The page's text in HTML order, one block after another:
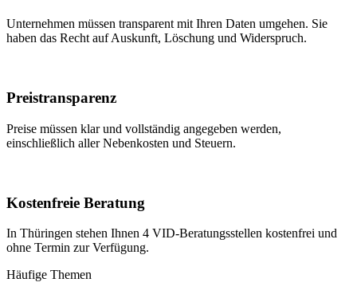
Unternehmen müssen transparent mit Ihren Daten umgehen. Sie
haben das Recht auf Auskunft, Löschung und Widerspruch.
Preistransparenz
Preise müssen klar und vollständig angegeben werden,
einschließlich aller Nebenkosten und Steuern.
Kostenfreie Beratung
In Thüringen stehen Ihnen 4 VID-Beratungsstellen kostenfrei und
ohne Termin zur Verfügung.
Häufige Themen